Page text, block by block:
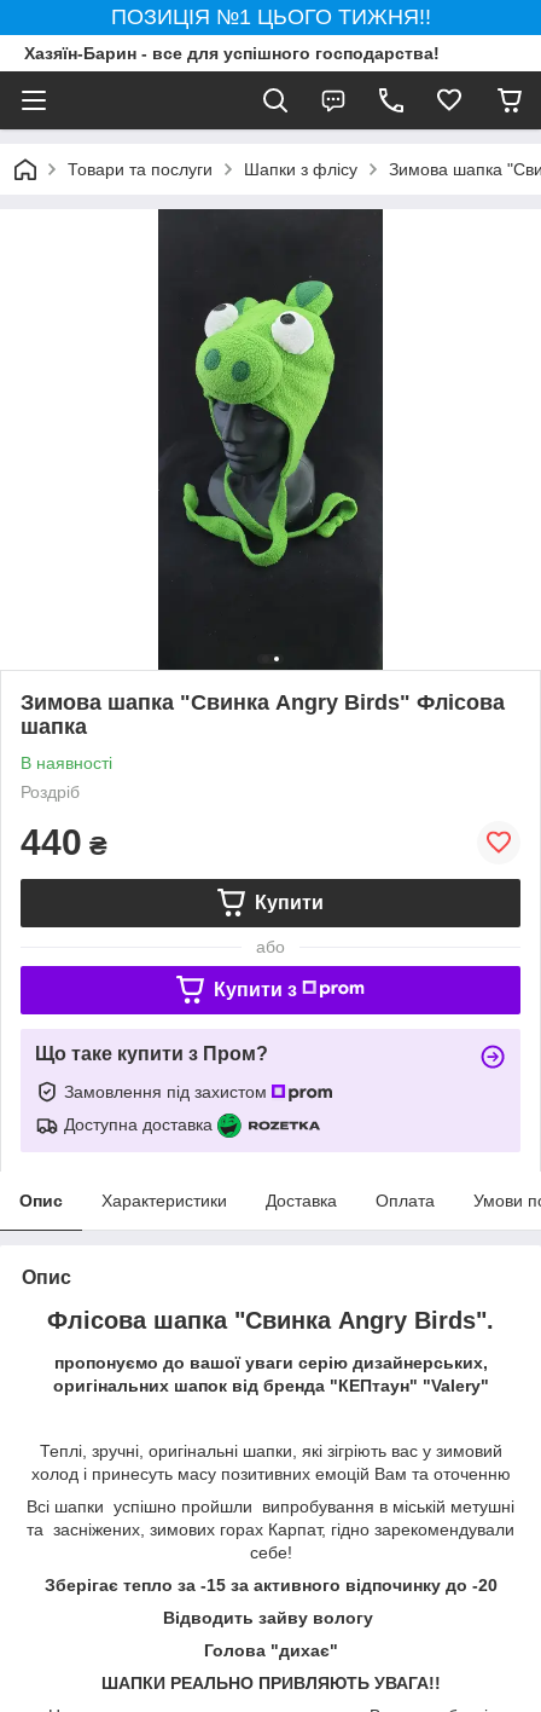
ПОЗИЦІЯ №1 ЦЬОГО ТИЖНЯ!!
Хазяїн-Барин - все для успішного господарства!
Товари та послуги Шапки з флісу Зимова шапка
Зимова шапка "Свинка Angry Birds" Флісова
шапка
В наявності
Роздріб
440 ₴
Купити
або
Купити з
Що таке купити з Пром?
Замовлення під захистом
Доступна доставка
Опис Характеристики Доставка Оплата Умови
Опис
Флісова шапка "Свинка Angry Birds".
пропонуємо до вашої уваги серію дизайнерських,
оригінальних шапок від бренда "КЕПтаун" "Valery"
Теплі, зручні, оригінальні шапки, які зігріють вас у зимовий
холод і принесуть масу позитивних емоцій Вам та оточенню
Всі шапки успішно пройшли випробування в міській метушні
та засніжених, зимових горах Карпат, гідно зарекомендували
себе!
Зберігає тепло за -15 за активного відпочинку до -20
Відводить зайву вологу
Голова "дихає"
ШАПКИ РЕАЛЬНО ПРИВЛЯЮТЬ УВАГА!!